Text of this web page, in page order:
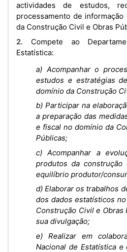
actividades de estudos,
processamento de
da Construção Civil e Obras
2. Compete ao Departamento de Estudos e
Estatística:
a) Acompanhar o
estudos e estratégias
domínio da Construção
b) Participar na
a preparação das
e fiscal no domínio da
Públicas;
c) Acompanhar a
produtos da
equilíbrio produtor/
d) Elaborar os trabalhos
dos dados estatísticos
Construção Civil e
sua divulgação;
e) Realizar em
Nacional de Estatística